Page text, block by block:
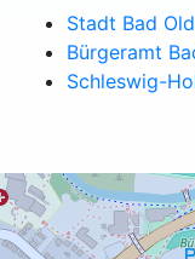
Stadt Bad
Bürgeramt
Schleswig-